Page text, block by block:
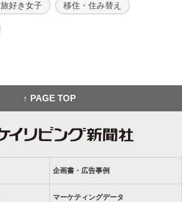
旅好き女子 移住・住み替え
↑ PAGE TOP
企画書・広告事例
マーケティングデータ